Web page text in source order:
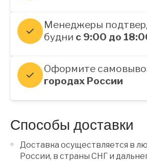
Менеджеры
будни с 9:00 до
Оформите
городах России
Способы доставки
Доставка осуществляется в
России, в страны СНГ и